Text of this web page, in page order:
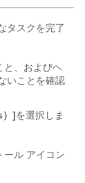
タスクを完了
と、およびヘ
いことを確認
）]を選択しま
ール アイコン